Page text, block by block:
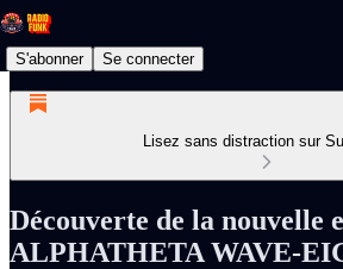
S'abonner Se connecter
Lisez sans distraction sur
Découverte de la nouvelle
ALPHATHETA WAVE-